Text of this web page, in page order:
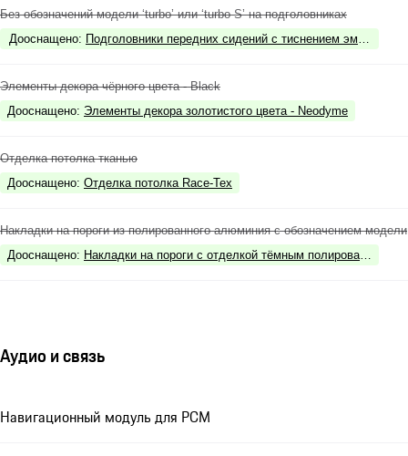
Без обозначений модели ‘turbo’ или ‘turbo S’ на подголовниках
Дооснащено: Подголовники передних сидений с тиснением эмблемы
Элементы декора чёрного цвета - Black
Дооснащено: Элементы декора золотистого цвета - Neodyme
Отделка потолка тканью
Дооснащено: Отделка потолка Race-Tex
Накладки на пороги из полированного алюминия с обозначением модели
Дооснащено: Накладки на пороги с отделкой тёмным полированным
Аудио и связь
Навигационный модуль для РСМ